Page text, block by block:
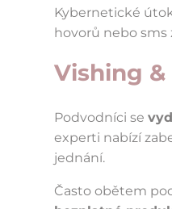
Kybernetické
hovorů nebo sms
Vishing
Podvodníci se
experti nabízí
jednání.
Často obětem